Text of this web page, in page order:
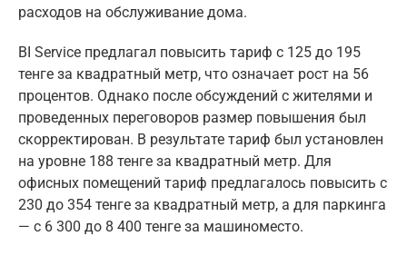
расходов на обслуживание дома.
BI Service предлагал повысить тариф с 125 до 195
тенге за квадратный метр, что означает рост на 56
процентов. Однако после обсуждений с жителями и
проведенных переговоров размер повышения был
скорректирован. В результате тариф был установлен
на уровне 188 тенге за квадратный метр. Для
офисных помещений тариф предлагалось повысить с
230 до 354 тенге за квадратный метр, а для паркинга
— с 6 300 до 8 400 тенге за машиноместо.